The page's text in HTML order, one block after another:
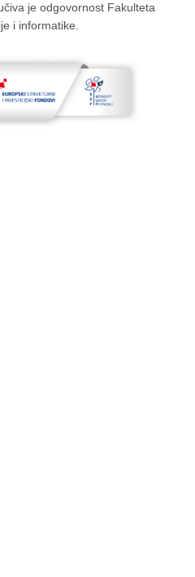
je odgovornost Fakulteta
i informatike.